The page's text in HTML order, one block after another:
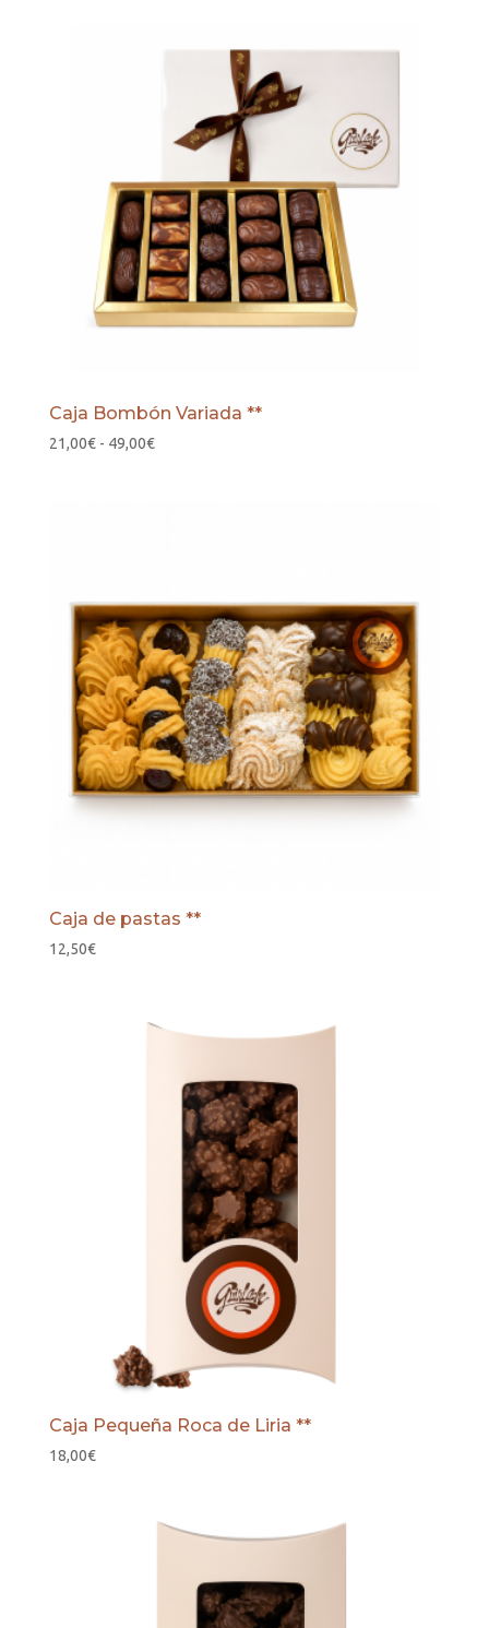
Caja Bombón Variada **
21,00€ - 49,00€Rango
Caja de pastas **
12,50€
Caja Pequeña Roca de Liria **
18,00€